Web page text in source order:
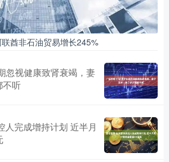
酋非石油贸易增长245%
忽视健康致肾衰竭，妻
不听
人完成增持计划 近半月